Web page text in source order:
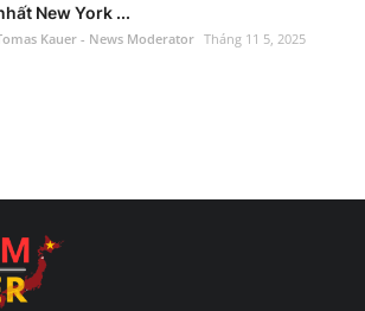
New York ...
Kauer - News Moderator Tháng 11 5, 2025